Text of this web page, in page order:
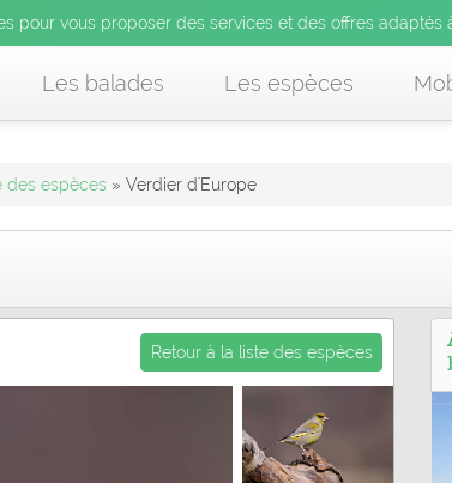
pour vous proposer des services et des offres
Les balades Les espèces
pour vous proposer des services et des offres adaptés
vous proposer des services et des offres
des espèces » Verdier d'Europe
Retour à la liste des espèces